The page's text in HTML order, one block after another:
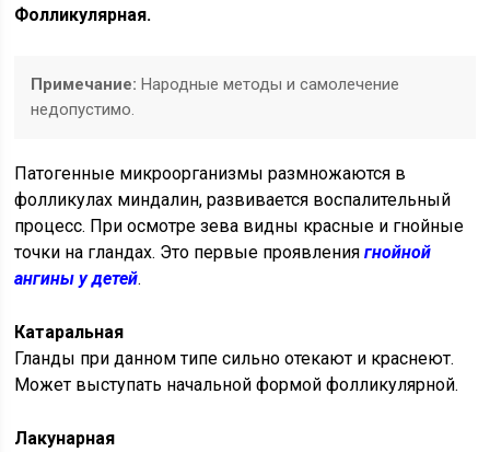
Фолликулярная.
Примечание: Народные методы и самолечение
недопустимо.
Патогенные микроорганизмы размножаются в
фолликулах миндалин, развивается воспалительный
процесс. При осмотре зева видны красные и гнойные
точки на гландах. Это первые проявлениягнойной
ангины у детей.
Катаральная
Гланды при данном типе сильно отекают и краснеют.
Может выступать начальной формой фолликулярной.
Лакунарная